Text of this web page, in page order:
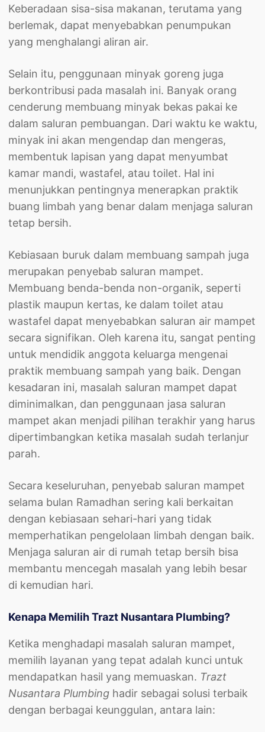
Keberadaan sisa-sisa makanan, terutama yang
berlemak, dapat menyebabkan penumpukan
yang menghalangi aliran air.
Selain itu, penggunaan minyak goreng juga
berkontribusi pada masalah ini. Banyak orang
cenderung membuang minyak bekas pakai ke
dalam saluran pembuangan. Dari waktu ke waktu,
minyak ini akan mengendap dan mengeras,
membentuk lapisan yang dapat menyumbat
kamar mandi, wastafel, atau toilet. Hal ini
menunjukkan pentingnya menerapkan praktik
buang limbah yang benar dalam menjaga saluran
tetap bersih.
Kebiasaan buruk dalam membuang sampah juga
merupakan penyebab saluran mampet.
Membuang benda-benda non-organik, seperti
plastik maupun kertas, ke dalam toilet atau
wastafel dapat menyebabkan saluran air mampet
secara signifikan. Oleh karena itu, sangat penting
untuk mendidik anggota keluarga mengenai
praktik membuang sampah yang baik. Dengan
kesadaran ini, masalah saluran mampet dapat
diminimalkan, dan penggunaan jasa saluran
mampet akan menjadi pilihan terakhir yang harus
dipertimbangkan ketika masalah sudah terlanjur
parah.
Secara keseluruhan, penyebab saluran mampet
selama bulan Ramadhan sering kali berkaitan
dengan kebiasaan sehari-hari yang tidak
memperhatikan pengelolaan limbah dengan baik.
Menjaga saluran air di rumah tetap bersih bisa
membantu mencegah masalah yang lebih besar
di kemudian hari.
Kenapa Memilih Trazt Nusantara Plumbing?
Ketika menghadapi masalah saluran mampet,
memilih layanan yang tepat adalah kunci untuk
mendapatkan hasil yang memuaskan. Trazt
Nusantara Plumbinghadir sebagai solusi terbaik
dengan berbagai keunggulan, antara lain: